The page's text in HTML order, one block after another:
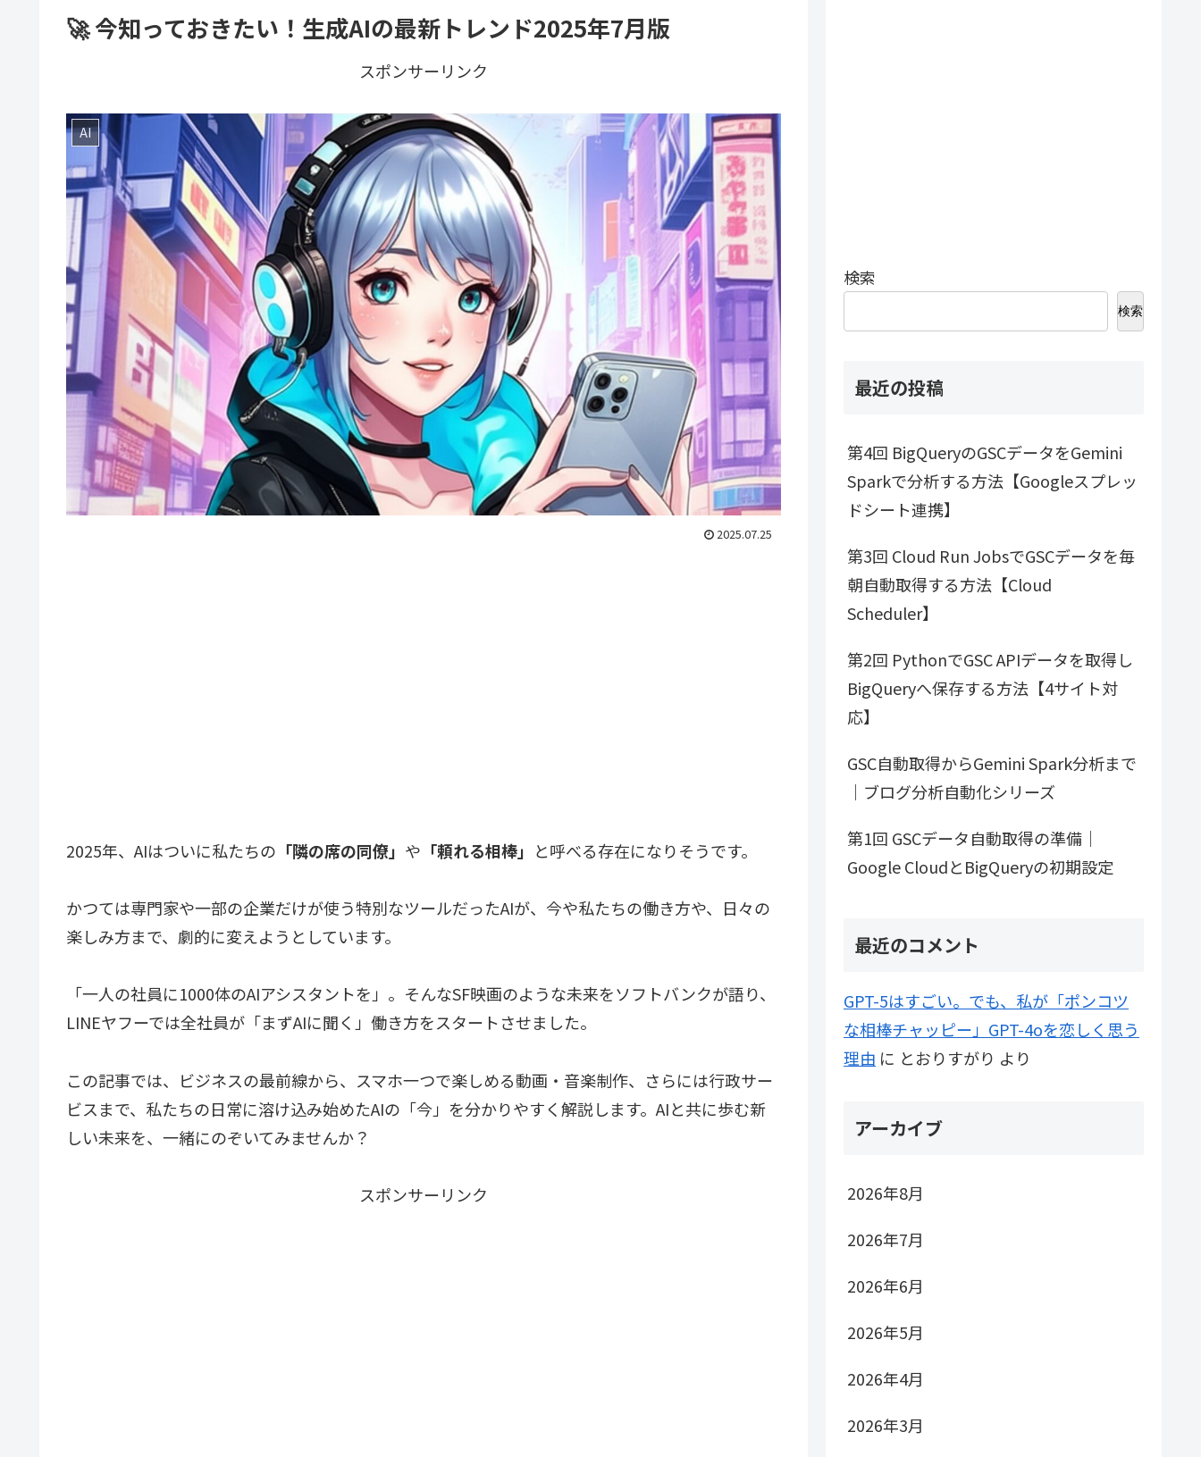
🚀 今知っておきたい！生成AIの最新トレンド2025年7月版
スポンサーリンク
AI
2025.07.25
2025年、AIはついに私たちの 「隣の席の同僚」 や 「頼れる相棒」 と呼べる存在になりそうです。
かつては専門家や一部の企業だけが使う特別なツールだったAIが、今や私たちの働き方や、日々の
楽しみ方まで、劇的に変えようとしています。
「一人の社員に1000体のAIアシスタントを」。そんなSF映画のような未来をソフトバンクが語り、
LINEヤフーでは全社員が「まずAIに聞く」働き方をスタートさせました。
この記事では、ビジネスの最前線から、スマホ一つで楽しめる動画・音楽制作、さらには行政サー
ビスまで、私たちの日常に溶け込み始めたAIの「今」を分かりやすく解説します。AIと共に歩む新
しい未来を、一緒にのぞいてみませんか？
スポンサーリンク
検索
検索
最近の投稿
第4回 BigQueryのGSCデータをGemini
Sparkで分析する方法【Googleスプレッ
ドシート連携】
第3回 Cloud Run JobsでGSCデータを毎
朝自動取得する方法【Cloud
Scheduler】
第2回 PythonでGSC APIデータを取得し
BigQueryへ保存する方法【4サイト対
応】
GSC自動取得からGemini Spark分析まで
｜ブログ分析自動化シリーズ
第1回 GSCデータ自動取得の準備｜
Google CloudとBigQueryの初期設定
最近のコメント
GPT-5はすごい。でも、私が「ポンコツ
な相棒チャッピー」GPT-4oを恋しく思う
理由 に とおりすがり より
アーカイブ
2026年8月
2026年7月
2026年6月
2026年5月
2026年4月
2026年3月